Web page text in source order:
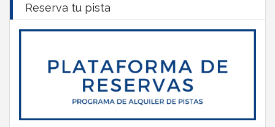
Reserva tu pista